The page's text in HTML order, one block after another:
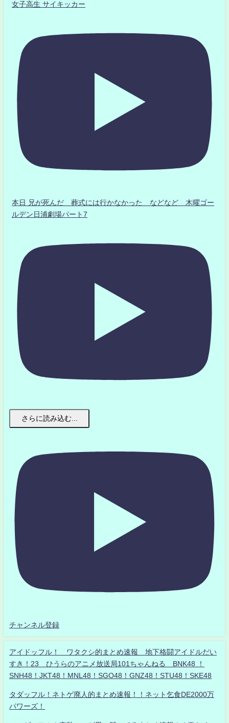
女子高生 サイキッカー
本日 兄が死んだ 葬式には行かなかった などなど 木曜ゴー
ルデン日浦劇場パート7
さらに読み込む...
チャンネル登録
アイドッフル！ ワタクシ的まとめ速報 地下格闘アイドルだい
すき！23 ひうらのアニメ放送局101ちゃんねる BNK48 ！
SNH48！JKT48！MNL48！SGO48！GNZ48！STU48！SKE48
タダッフル！ネトゲ廃人的まとめ速報！！ネット乞食DE2000万
パワーズ！